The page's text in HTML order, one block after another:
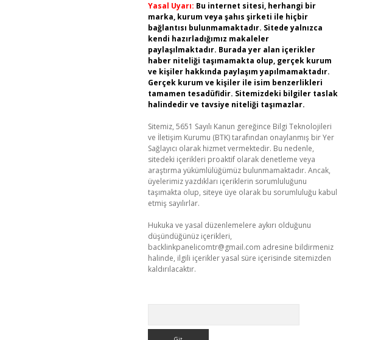
Yasal Uyarı: Bu internet sitesi, herhangi bir
marka, kurum veya şahıs şirketi ile hiçbir
bağlantısı bulunmamaktadır. Sitede yalnızca
kendi hazırladığımız makaleler
paylaşılmaktadır. Burada yer alan içerikler
haber niteliği taşımamakta olup, gerçek kurum
ve kişiler hakkında paylaşım yapılmamaktadır.
Gerçek kurum ve kişiler ile isim benzerlikleri
tamamen tesadüfidir. Sitemizdeki bilgiler taslak
halindedir ve tavsiye niteliği taşımazlar.
Sitemiz, 5651 Sayılı Kanun gereğince Bilgi Teknolojileri
ve İletişim Kurumu (BTK) tarafından onaylanmış bir Yer
Sağlayıcı olarak hizmet vermektedir. Bu nedenle,
sitedeki içerikleri proaktif olarak denetleme veya
araştırma yükümlülüğümüz bulunmamaktadır. Ancak,
üyelerimiz yazdıkları içeriklerin sorumluluğunu
taşımakta olup, siteye üye olarak bu sorumluluğu kabul
etmiş sayılırlar.
Hukuka ve yasal düzenlemelere aykırı olduğunu
düşündüğünüz içerikleri,
backlinkpanelicomtr@gmail.com adresine bildirmeniz
halinde, ilgili içerikler yasal süre içerisinde sitemizden
kaldırılacaktır.